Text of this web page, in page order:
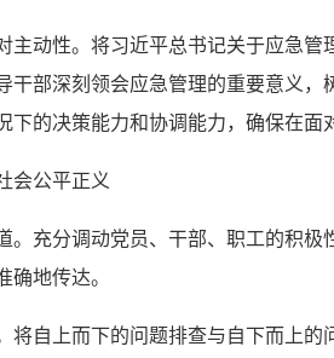
动性。将习近平总书记关于应急
干部深刻领会应急管理的重要意义
的决策能力和协调能力，确保在面
会公平正义
。充分调动党员、干部、职工的积
地传达。
将自上而下的问题排查与自下而上